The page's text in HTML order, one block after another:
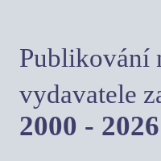
Publikování
vydavatele
2000 -